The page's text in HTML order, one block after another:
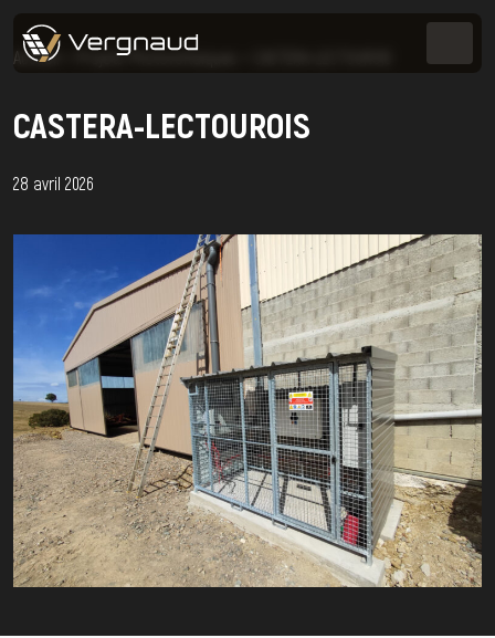
Accueil Projets Photovoltaïques
CASTERA-LECTOUROIS
28 avril 2026